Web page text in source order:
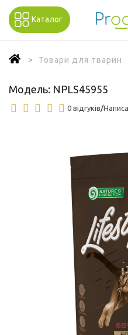
Каталог
Товари для тварин
Модель: NPLS45955
0 відгуків/